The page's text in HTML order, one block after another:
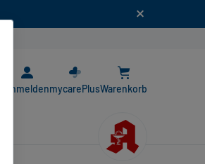
AnmeldenmycarePlusWarenkorb